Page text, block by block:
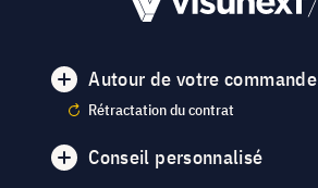
Autour de votre commande
Rétractation du contrat
Conseil personnalisé